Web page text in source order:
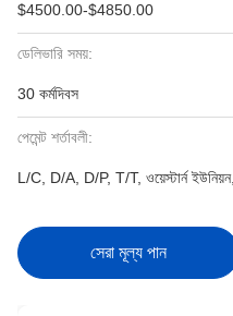
$4500.00-$4850.00
ডেলিভারি সময়:
30 কর্মদিবস
পেমেন্ট শর্তাবলী:
L/C, D/A, D/P, T/T, ওয়েস্টার্ন ইউনিয়ন,
সেরা মূল্য পান